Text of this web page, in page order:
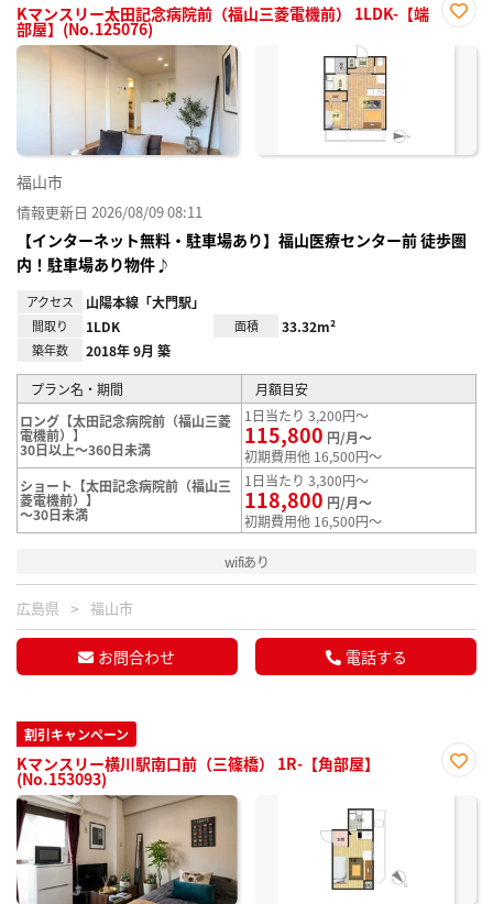
Kマンスリー太田記念病院前（福山三菱電機前） 1LDK-【端
部屋】(No.125076)
に入
福山市
情報更新日 2026/08/09 08:11
【インターネット無料・駐車場あり】福山医療センター前 徒歩圏
内！駐車場あり物件♪
アクセス 山陽本線「大門駅」
間取り 1LDK 面積 33.32m²
築年数 2018年 9月 築
プラン名・期間
月額目安
ロング【太田記念病院前（福山三菱
電機前）】
30日以上～360日未満
1日当たり 3,200円～
115,800 円/月～
初期費用他 16,500円～
ショート【太田記念病院前（福山三
菱電機前）】
～30日未満
1日当たり 3,300円～
118,800 円/月～
初期費用他 16,500円～
wifiあり
広島県 福山市
お問合わせ 電話する
割引キャンペーン
Kマンスリー横川駅南口前（三篠橋） 1R-【角部屋】
(No.153093)
に入